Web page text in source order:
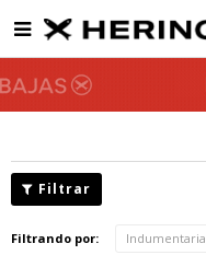

Filtrando por: Indumentaria